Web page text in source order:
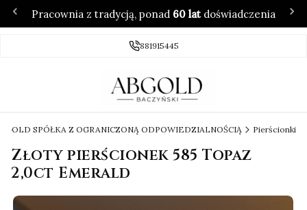
Pracownia z tradycją, ponad 60 latdoświadczenia
881915445
SPÓŁKA Z OGRANICZONĄ ODPOWIEDZIALNOŚCIĄ Pierścionki
Złoty pierścionek 585 Topaz
2,0ct Emerald